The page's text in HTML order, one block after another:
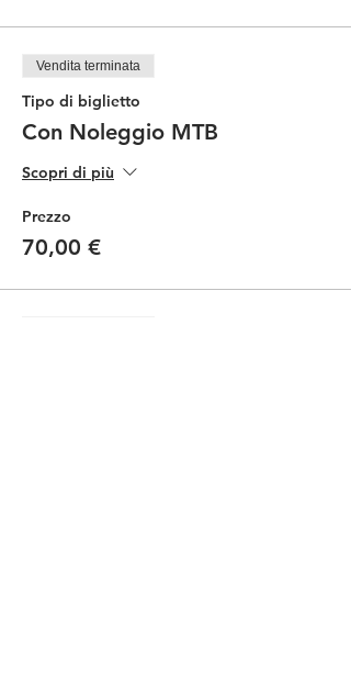
Vendita terminata
Tipo di biglietto
Con Noleggio MTB
Scopri di più
Prezzo
70,00 €